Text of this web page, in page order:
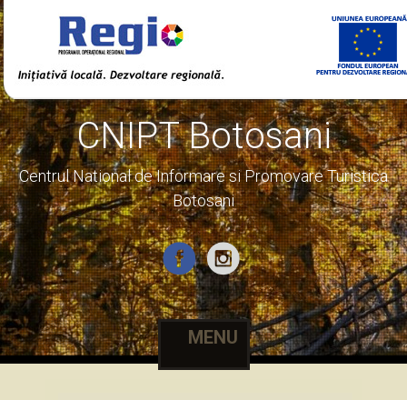
CNIPT Botosani
Centrul National de Informare si Promovare Turistica
Botosani
MENU